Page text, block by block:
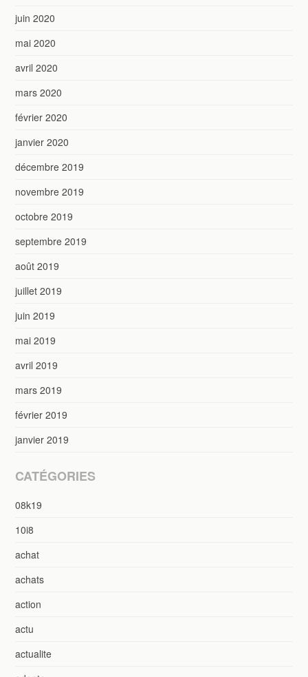
juin 2020
mai 2020
avril 2020
mars 2020
février 2020
janvier 2020
décembre 2019
novembre 2019
octobre 2019
septembre 2019
août 2019
juillet 2019
juin 2019
mai 2019
avril 2019
mars 2019
février 2019
janvier 2019
CATÉGORIES
08k19
10i8
achat
achats
action
actu
actualite